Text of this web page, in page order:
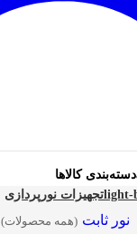
دسته‌بندی کالاها
تجهیزات نورپردازی
نور ثابت (همه محصولات)